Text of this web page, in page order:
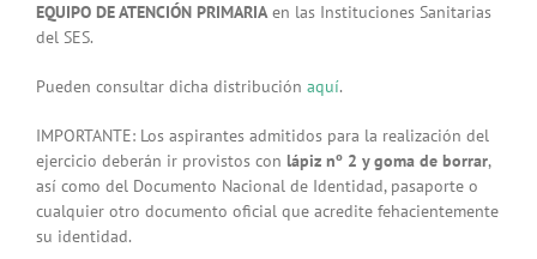
EQUIPO DE ATENCIÓN PRIMARIAen las Instituciones Sanitarias
del SES.
Pueden consultar dicha distribución aquí.
IMPORTANTE: Los aspirantes admitidos para la realización del
ejercicio deberán ir provistos con lápiz nº 2 y goma de borrar,
así como del Documento Nacional de Identidad, pasaporte o
cualquier otro documento oficial que acredite fehacientemente
su identidad.